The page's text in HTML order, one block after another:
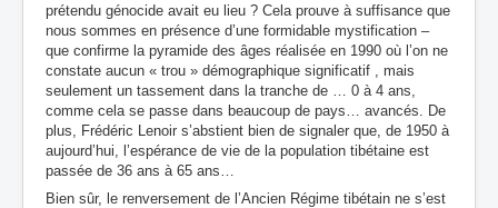
prétendu génocide avait eu lieu ? Cela prouve à suffisance que
nous sommes en présence d’une formidable mystification –
que confirme la pyramide des âges réalisée en 1990 où l’on ne
constate aucun « trou » démographique significatif , mais
seulement un tassement dans la tranche de … 0 à 4 ans,
comme cela se passe dans beaucoup de pays… avancés. De
plus, Frédéric Lenoir s’abstient bien de signaler que, de 1950 à
aujourd’hui, l’espérance de vie de la population tibétaine est
passée de 36 ans à 65 ans…
Bien sûr, le renversement de l’Ancien Régime tibétain ne s’est